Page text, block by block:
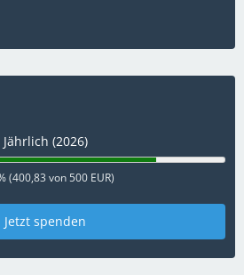
Jährlich (2026)
(400,83 von 500 EUR)
Jetzt spenden